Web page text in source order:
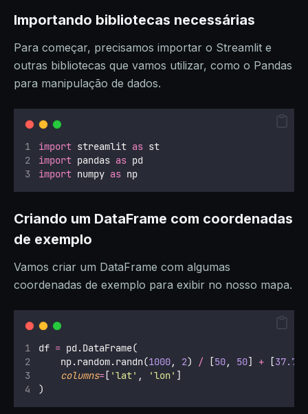
Importando bibliotecas necessárias
Para começar, precisamos importar o Streamlit e
outras bibliotecas que vamos utilizar, como o Pandas
para manipulação de dados.
import streamlit as st
import pandas as pd
import numpy as np
Criando um DataFrame com coordenadas
de exemplo
Vamos criar um DataFrame com algumas
coordenadas de exemplo para exibir no nosso mapa.
df = pd.DataFrame(
    np.random.randn(
1000, 2) / [50, 50] + [37.76
columns= [ 'lat' , 'lon' ]
)